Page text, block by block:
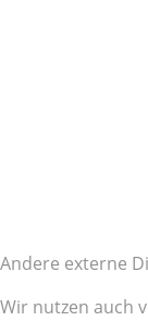
Andere externe
Wir nutzen auch